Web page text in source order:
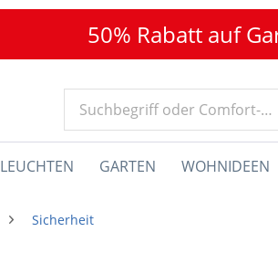
50% Rabatt auf
LEUCHTEN GARTEN WOHNIDEEN
Sicherheit